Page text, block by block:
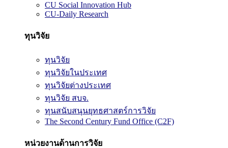
CU Social Innovation Hub
CU-Daily Research
ทุนวิจัย
ทุนวิจัย
ทุนวิจัยในประเทศ
ทุนวิจัยต่างประเทศ
ทุนวิจัย สบจ.
ทุนสนับสนุนยุทธศาสตร์การวิจัย
The Second Century Fund Office (C2F)
หน่วยงานด้านการวิจัย